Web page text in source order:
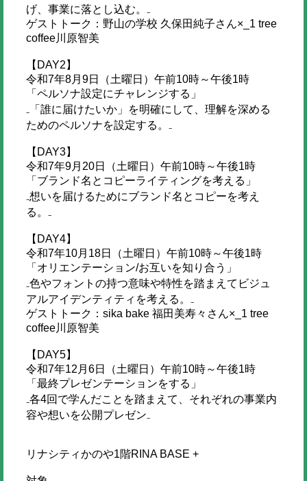
げ、事業に落とし込む。₋
ゲストトーク：野山の学校 久保田純子さん×_1 tree
coffee川原智美
【DAY2】
令和7年8月9日（土曜日）午前10時～午後1時
「ペルソナ設定にチャレンジする」
₋「誰に届けたいか」を明確にして、理解を深める
ためのペルソナを設定する。₋
【DAY3】
令和7年9月20日（土曜日）午前10時～午後1時
「ブランド名とコピーライティングを考える」
₋想いを届けるためにブランド名とコピーを考え
る。₋
【DAY4】
令和7年10月18日（土曜日）午前10時～午後1時
「オリエンテーション/お互いを知り合う」
₋色やフォントの持つ意味や特性を踏まえてビジュ
アルアイデンティティを考える。₋
ゲストトーク：sika bake 福田美寿々さん×_1 tree
coffee川原智美
【DAY5】
令和7年12月6日（土曜日）午前10時～午後1時
「最終プレゼンテーションをする」
₋各4回で学んだことを踏まえて、それぞれの事業内
容や想いを公開プレゼン₋
リナシティかのや1階RINA BASE +